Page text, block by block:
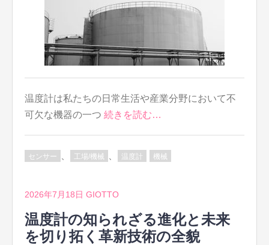
温度計は私たちの日常生活や産業分野において不
可欠な機器の一つ 続きを読む…
センサー 工場/機械 温度計 機械
2026年7月18日 GIOTTO
温度計の知られざる進化と未来
を切り拓く革新技術の全貌